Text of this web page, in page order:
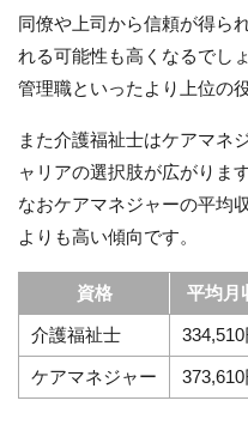
同僚や上司から信頼が得ら
れる可能性も高くなるでしょ
管理職といったより上位の
また介護福祉士はケアマネ
ャリアの選択肢が広がります
なおケアマネジャーの平均
よりも高い傾向です。
資格 平均月
介護福祉士 334,510
ケアマネジャー 373,610